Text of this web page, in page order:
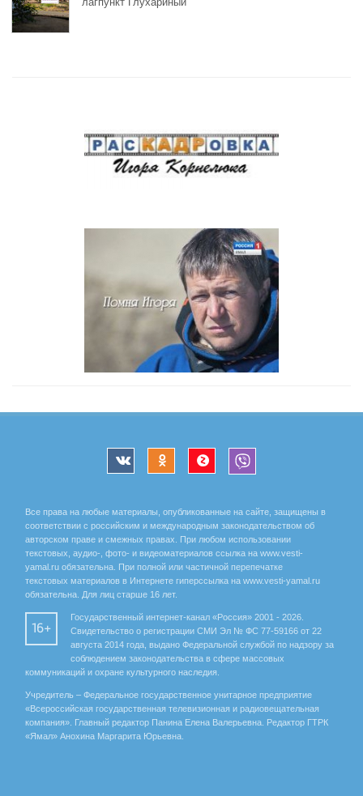
Все права на любые материалы, опубликованные на сайте, защищены в
соответствии с российским и международным законодательством об
авторском праве и смежных правах. При любом использовании
текстовых, аудио-, фото- и видеоматериалов ссылка на www.vesti-
yamal.ru обязательна. При полной или частичной перепечатке
текстовых материалов в Интернете гиперссылка на www.vesti-yamal.ru
обязательна. Для лиц старше 16 лет.
16+
Государственный интернет-канал «Россия» 2001 - 2026.
Свидетельство о регистрации СМИ Эл № ФС 77-59166 от 22
августа 2014 года, выдано Федеральной службой по надзору за
соблюдением законодательства в сфере массовых
коммуникаций и охране культурного наследия.
Учредитель – Федеральное государственное унитарное предприятие
«Всероссийская государственная телевизионная и радиовещательная
компания». Главный редактор Панина Елена Валерьевна. Редактор ГТРК
«Ямал» Анохина Маргарита Юрьевна.